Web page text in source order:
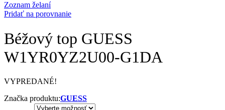
Zoznam želaní
Pridať na porovnanie
Béžový top GUESS
W1YR0YZ2U00-G1DA
VYPREDANÉ!
Značka produktu:GUESS